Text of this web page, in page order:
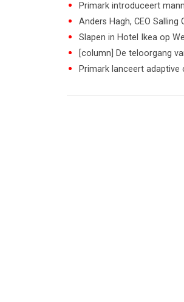
Primark introduceert
Anders Hagh, CEO
Slapen in Hotel Ikea op
[column] De teloorgang
Primark lanceert adaptive